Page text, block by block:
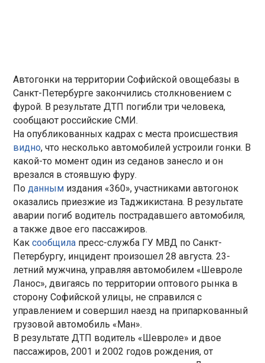
Автогонки на территории Софийской овощебазы в
Санкт-Петербурге закончились столкновением с
фурой. В результате ДТП погибли три человека,
сообщают российские СМИ.
На опубликованных кадрах с места происшествия
видно, что несколько автомобилей устроили гонки. В
какой-то момент один из седанов занесло и он
врезался в стоявшую фуру.
Поданным издания «360», участниками автогонок
оказались приезжие из Таджикистана. В результате
аварии погиб водитель пострадавшего автомобиля,
а также двое его пассажиров.
Каксообщила пресс-служба ГУ МВД по Санкт-
Петербургу, инцидент произошел 28 августа. 23-
летний мужчина, управляя автомобилем «Шевроле
Ланос», двигаясь по территории оптового рынка в
сторону Софийской улицы, не справился с
управлением и совершил наезд на припаркованный
грузовой автомобиль «Ман».
В результате ДТП водитель «Шевроле» и двое
пассажиров, 2001 и 2002 годов рождения, от